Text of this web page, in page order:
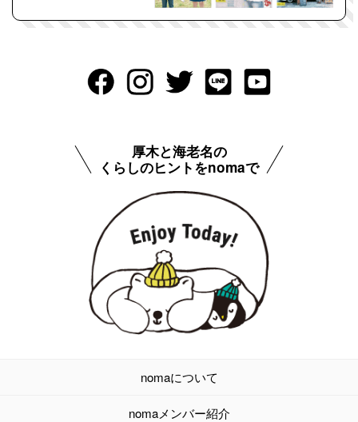
厚木と海老名の
くらしのヒントをnomaで
nomaについて
nomaメンバー紹介